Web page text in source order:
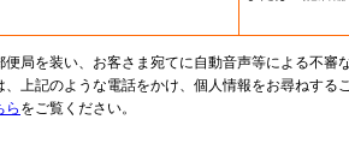
便局を装い、お客さま宛てに自動音声等による不審
、上記のような電話をかけ、個人情報をお尋ねする
ら をご覧ください。